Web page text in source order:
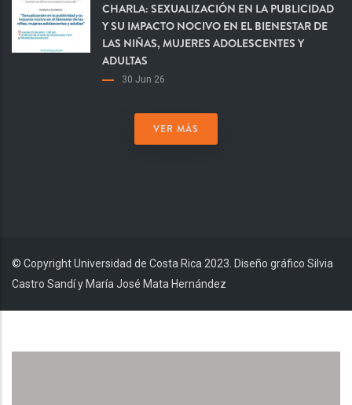
CHARLA: SEXUALIZACIÓN EN LA PUBLICIDAD
Y SU IMPACTO NOCIVO EN EL BIENESTAR DE
LAS NIÑAS, MUJERES ADOLESCENTES Y
ADULTAS
30 Jun 26
VER MÁS
© Copyright Universidad de Costa Rica 2023. Diseño gráfico Silvia
Castro Sandí y María José Mata Hernández